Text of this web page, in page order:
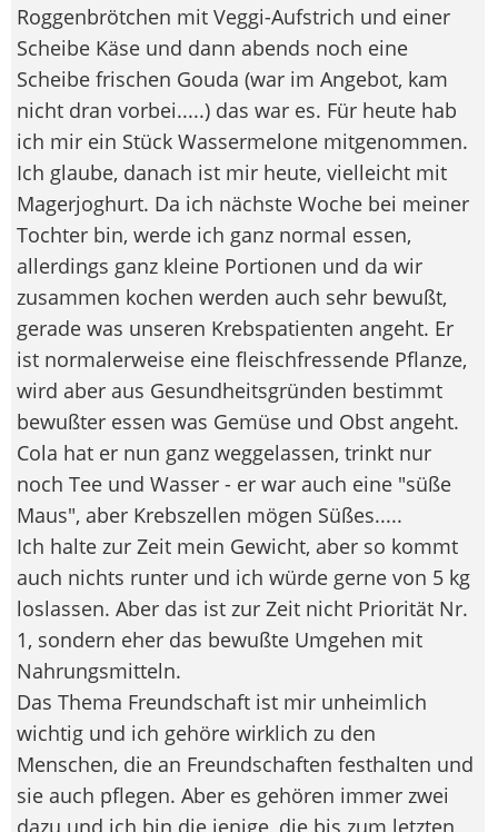
Roggenbrötchen mit Veggi-Aufstrich und einer
Scheibe Käse und dann abends noch eine
Scheibe frischen Gouda (war im Angebot, kam
nicht dran vorbei.....) das war es. Für heute hab
ich mir ein Stück Wassermelone mitgenommen.
Ich glaube, danach ist mir heute, vielleicht mit
Magerjoghurt. Da ich nächste Woche bei meiner
Tochter bin, werde ich ganz normal essen,
allerdings ganz kleine Portionen und da wir
zusammen kochen werden auch sehr bewußt,
gerade was unseren Krebspatienten angeht. Er
ist normalerweise eine fleischfressende Pflanze,
wird aber aus Gesundheitsgründen bestimmt
bewußter essen was Gemüse und Obst angeht.
Cola hat er nun ganz weggelassen, trinkt nur
noch Tee und Wasser - er war auch eine "süße
Maus", aber Krebszellen mögen Süßes.....
Ich halte zur Zeit mein Gewicht, aber so kommt
auch nichts runter und ich würde gerne von 5 kg
loslassen. Aber das ist zur Zeit nicht Priorität Nr.
1, sondern eher das bewußte Umgehen mit
Nahrungsmitteln.
Das Thema Freundschaft ist mir unheimlich
wichtig und ich gehöre wirklich zu den
Menschen, die an Freundschaften festhalten und
sie auch pflegen. Aber es gehören immer zwei
dazu und ich bin die jenige, die bis zum letzten